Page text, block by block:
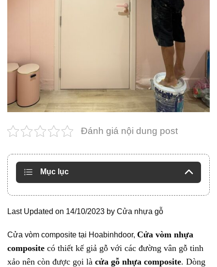
Đánh giá nội dung post
Mục lục
Last Updated on 14/10/2023 by Cửa nhựa gỗ
Cửa vòm composite tại Hoabinhdoor, Cửa vòm nhựa
composite có thiết kế giả gỗ với các đường vân gỗ tinh
xảo nên còn được gọi là cửa gỗ nhựa composite. Dòng